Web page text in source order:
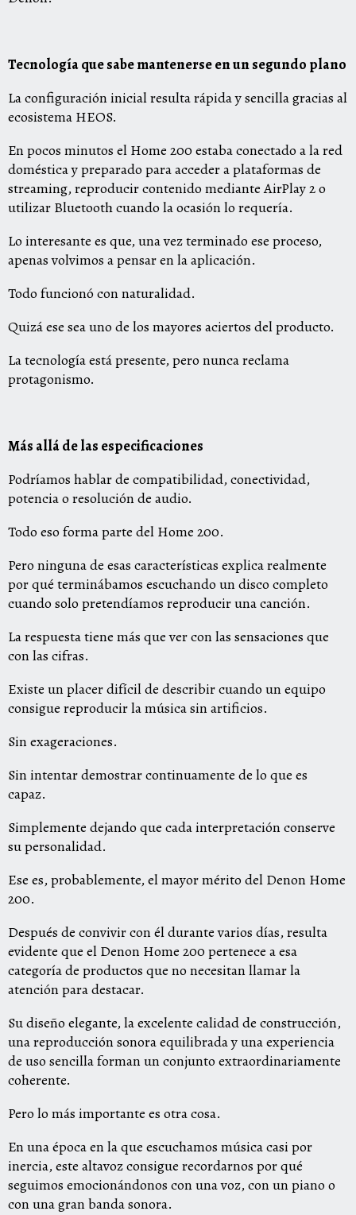
Tecnología que sabe mantenerse en un segundo plano
La configuración inicial resulta rápida y sencilla gracias al
ecosistema HEOS.
En pocos minutos el Home 200 estaba conectado a la red
doméstica y preparado para acceder a plataformas de
streaming, reproducir contenido mediante AirPlay 2 o
utilizar Bluetooth cuando la ocasión lo requería.
Lo interesante es que, una vez terminado ese proceso,
apenas volvimos a pensar en la aplicación.
Todo funcionó con naturalidad.
Quizá ese sea uno de los mayores aciertos del producto.
La tecnología está presente, pero nunca reclama
protagonismo.
Más allá de las especificaciones
Podríamos hablar de compatibilidad, conectividad,
potencia o resolución de audio.
Todo eso forma parte del Home 200.
Pero ninguna de esas características explica realmente
por qué terminábamos escuchando un disco completo
cuando solo pretendíamos reproducir una canción.
La respuesta tiene más que ver con las sensaciones que
con las cifras.
Existe un placer difícil de describir cuando un equipo
consigue reproducir la música sin artificios.
Sin exageraciones.
Sin intentar demostrar continuamente de lo que es
capaz.
Simplemente dejando que cada interpretación conserve
su personalidad.
Ese es, probablemente, el mayor mérito del Denon Home
200.
Después de convivir con él durante varios días, resulta
evidente que el Denon Home 200 pertenece a esa
categoría de productos que no necesitan llamar la
atención para destacar.
Su diseño elegante, la excelente calidad de construcción,
una reproducción sonora equilibrada y una experiencia
de uso sencilla forman un conjunto extraordinariamente
coherente.
Pero lo más importante es otra cosa.
En una época en la que escuchamos música casi por
inercia, este altavoz consigue recordarnos por qué
seguimos emocionándonos con una voz, con un piano o
con una gran banda sonora.